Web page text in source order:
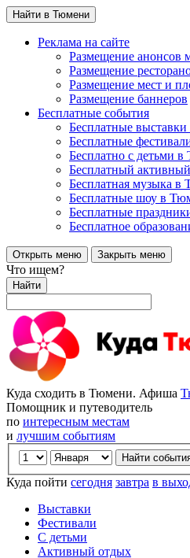
Найти в Тюмени
Реклама на сайте
Размещение анонсов
Размещение
Размещение мест и
Размещение баннеров
Бесплатные события
Бесплатные
Бесплатные
Бесплатно с детьми
Бесплатный
Бесплатная музыка в
Бесплатные шоу в
Бесплатные
Бесплатное
Открыть меню Закрыть меню
Что ищем?
Найти
Куда сходить в Тюмени. Афиша
Помощник и путеводитель
по интересным местам
и лучшим событиям
Куда пойти сегодня завтра в
Выставки
Фестивали
С детьми
Активный отдых